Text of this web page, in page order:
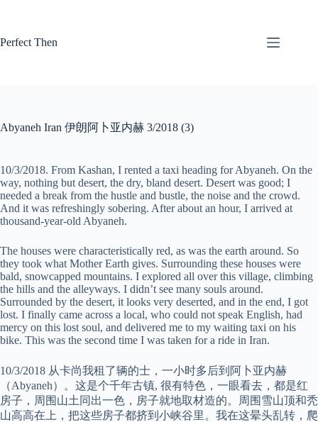
Perfect Then
Abyaneh Iran 伊朗阿卜亚内赫 3/2018 (3)
10/3/2018. From Kashan, I rented a taxi heading for Abyaneh. On the
way, nothing but desert, the dry, bland desert. Desert was good; I
needed a break from the hustle and bustle, the noise and the crowd.
And it was refreshingly sobering. After about an hour, I arrived at
thousand-year-old Abyaneh.
The houses were characteristically red, as was the earth around. So
they took what Mother Earth gives. Surrounding these houses were
bald, snowcapped mountains. I explored all over this village, climbing
the hills and the alleyways. I didn’t see many souls around.
Surrounded by the desert, it looks very deserted, and in the end, I got
lost. I finally came across a local, who could not speak English, had
mercy on this lost soul, and delivered me to my waiting taxi on his
bike. This was the second time I was taken for a ride in Iran.
10/3/2018 从卡尚我租了辆的士，一小时多后到阿卜亚内赫
（Abyaneh）。这是个千年古镇, 很有特色，一眼看去，都是红
房子，周围山土同出一色，房子就地取材造的。周围雪山顶和秃
山高高在上，把这些房子都挤到小峡谷里。我在这晕头乱转，爬